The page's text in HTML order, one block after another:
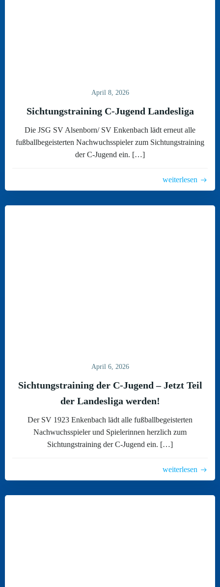
April 8, 2026
Sichtungstraining C-Jugend Landesliga
Die JSG SV Alsenborn/ SV Enkenbach lädt erneut alle
fußballbegeisterten Nachwuchsspieler zum Sichtungstraining
der C-Jugend ein. […]
weiterlesen
April 6, 2026
Sichtungstraining der C-Jugend – Jetzt Teil
der Landesliga werden!
Der SV 1923 Enkenbach lädt alle fußballbegeisterten
Nachwuchsspieler und Spielerinnen herzlich zum
Sichtungstraining der C-Jugend ein. […]
weiterlesen